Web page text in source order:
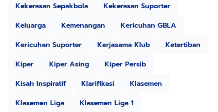
Kekerasan Sepakbola
Kekerasan Suporter
Keluarga
Kemenangan
Kericuhan GBLA
Kericuhan Suporter
Kerjasama Klub
Ketertiban
Kiper
Kiper Asing
Kiper Persib
Kisah Inspiratif
Klarifikasi
Klasemen
Klasemen Liga
Klasemen Liga 1